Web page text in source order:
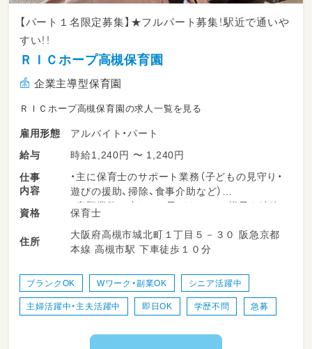
【パート１名限定募集】★フルパート募集！駅近で通いや
すい！！
ＲＩＣホープ高槻保育園
企業主導型保育園
ＲＩＣホープ高槻保育園の求人一覧を見る
雇用形態
アルバイト・パート
給与
時給1,240円 〜 1,240円
仕事
内容
・主に保育士のサポート業務（子どもの見守り・
遊びの援助、掃除、食事介助など）
・書類業務は少なめ。子どもたちの様子を連絡
帳に記入していただき、子どもの様子を伝えて
もらいます！
・子供たちの成長を身近に感じられるのも魅力
・保育士同士のコミュニケーションも取りやす
く、働きやすい環境ですよ。
◎持ち帰り仕事も残業もなしです。
資格 保育士
住所
大阪府高槻市城北町１丁目５－３０ 阪急京都
本線 高槻市駅 下車徒歩１０分
ブランクOK Wワーク・副業OK シニア活躍中
主婦活躍中・主夫活躍中 即日OK 学歴不問 急募